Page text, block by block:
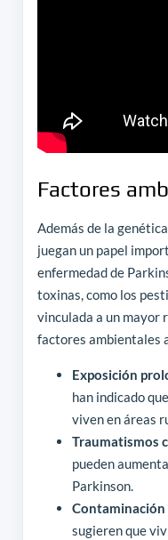
Factores
Además de la
juegan un papel
enfermedad de
toxinas, como los
vinculada a un mayor
factores ambientales
Exposición
han indicado
viven en áreas
Traumatismos
pueden
Parkinson.
Contaminación
sugieren que